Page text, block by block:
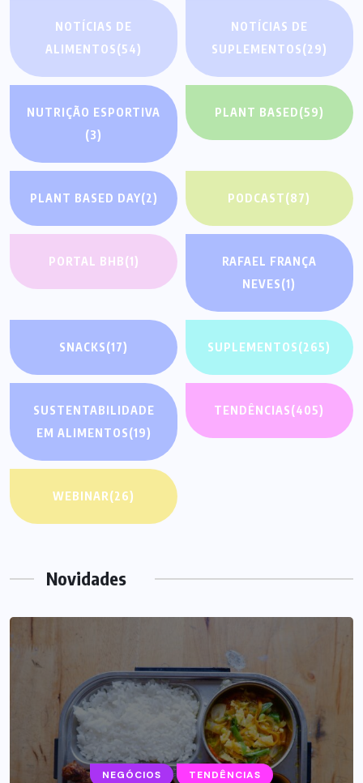
NOTÍCIAS DE
ALIMENTOS(54)
NOTÍCIAS DE
SUPLEMENTOS(29)
NUTRIÇÃO ESPORTIVA
(3)
PLANT BASED(59)
PLANT BASED DAY(2) PODCAST(87)
PORTAL BHB(1)
RAFAEL FRANÇA
NEVES(1)
SNACKS(17) SUPLEMENTOS(265)
SUSTENTABILIDADE
EM ALIMENTOS(19)
TENDÊNCIAS(405)
WEBINAR(26)
Novidades
NEGÓCIOS TENDÊNCIAS
SUPLEMENTOS